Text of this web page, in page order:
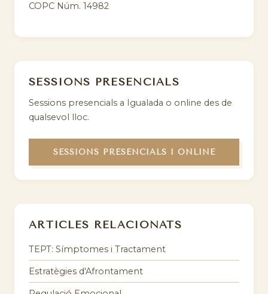
COPC Núm. 14982
SESSIONS PRESENCIALS
Sessions presencials a Igualada o online des de
qualsevol lloc.
SESSIONS PRESENCIALS I ONLINE
ARTICLES RELACIONATS
TEPT: Símptomes i Tractament
Estratègies d'Afrontament